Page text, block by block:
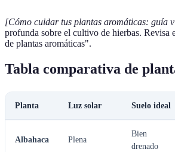
[Cómo cuidar tus plantas aromáticas: guía
profunda sobre el cultivo de hierbas. Revisa
de plantas aromáticas".
Tabla comparativa de
Planta Luz solar Suelo ideal
Albahaca Plena
Bien
drenado